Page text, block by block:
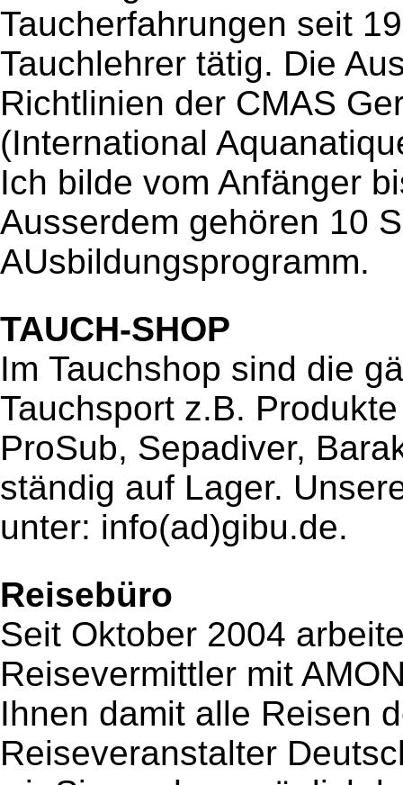
Taucherfahrungen seit
Tauchlehrer tätig. Die
Richtlinien der CMAS
(International
Ich bilde vom Anfänger
Ausserdem gehören 10
AUsbildungsprogramm.
TAUCH-SHOP
Im Tauchshop sind die
Tauchsport z.B.
ProSub, Sepadiver,
ständig auf Lager.
unter: info(ad)gibu.de.
Reisebüro
Seit Oktober 2004
Reisevermittler mit
Ihnen damit alle Reisen
Reiseveranstalter